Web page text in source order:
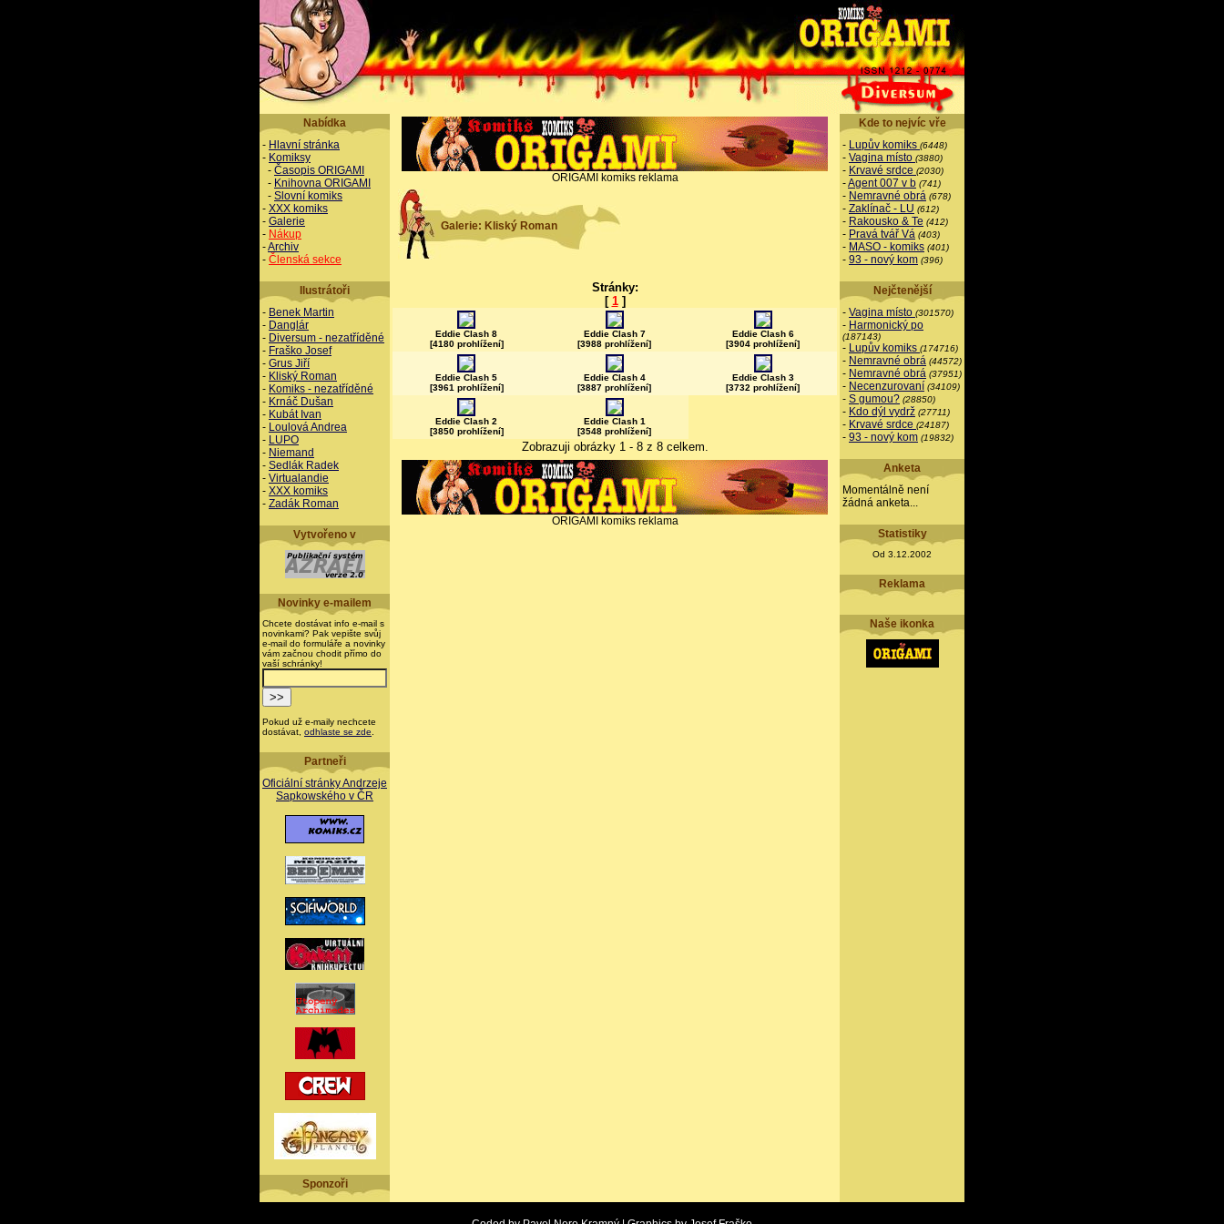
Nabídka
- Hlavní stránka
- Komiksy
- Časopis ORIGAMI
- Knihovna ORIGAMI
- Slovní komiks
- XXX komiks
- Galerie
- Nákup
-Archiv
- Členská sekce
Ilustrátoři
- Benek Martin
- Danglár
- Diversum - nezatříděné
- Fraško Josef
- Grus Jiří
- Kliský Roman
- Komiks - nezatříděné
- Krnáč Dušan
- Kubát Ivan
- Loulová Andrea
- LUPO
- Niemand
- Sedlák Radek
- Virtualandie
- XXX komiks
- Zadák Roman
Vytvořeno v
Novinky e-mailem
Chcete dostávat info e-mail s
novinkami? Pak vepište svůj
e-mail do formuláře a novinky
vám začnou chodit přímo do
vaší schránky!
Pokud už e-maily nechcete
dostávat, odhlaste se zde
Partneři
Oficiální stránky Andrzeje
Sapkowského v ČR
Sponzoři
ORIGAMI komiks reklama
Galerie: Kliský Roman
Stránky:
[ 1]
Eddie Clash 8
[4180 prohlížení]
Eddie Clash 7
[3988 prohlížení]
Eddie Clash 6
[3904 prohlížení]
Eddie Clash 5
[3961 prohlížení]
Eddie Clash 4
[3887 prohlížení]
Eddie Clash 3
[3732 prohlížení]
Eddie Clash 2
[3850 prohlížení]
Eddie Clash 1
[3548 prohlížení]
Zobrazuji obrázky 1 - 8 z 8 celkem.
ORIGAMI komiks reklama
Kde to nejvíc vře
- Lupův komiks (6448)
- Vagina místo (3880)
- Krvavé srdce (2030)
-Agent 007 v b (741)
- Nemravné obrá (678)
- Zaklínač - LU (612)
- Rakousko & Te (412)
- Pravá tvář Vá (403)
- MASO - komiks (401)
- 93 - nový kom (396)
Nejčtenější
- Vagina místo (301570)
- Harmonický po
(187143)
- Lupův komiks (174716)
- Nemravné obrá (44572)
- Nemravné obrá (37951)
- Necenzurovaní (34109)
- S gumou? (28850)
- Kdo dýl vydrž (27711)
- Krvavé srdce (24187)
- 93 - nový kom (19832)
Anketa
Momentálně není
žádná anketa...
Statistiky
Od 3.12.2002
Reklama
Naše ikonka